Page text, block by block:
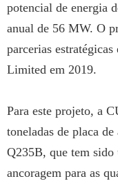
potencial de energia
anual de 56 MW. O
parcerias
Limited em 2019.
Para este projeto, a
toneladas de placa
Q235B, que tem sido
ancoragem para as